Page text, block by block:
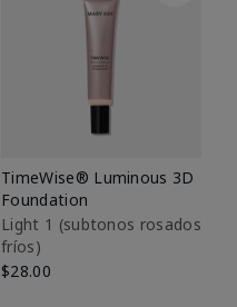
TimeWise® Luminous 3D
Foundation
Light 1​ (subtonos rosados
fríos)
$28.00